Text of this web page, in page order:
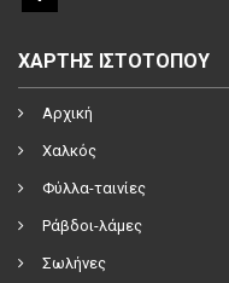
ΧΑΡΤΗΣ ΙΣΤΟΤΟΠΟΥ
Αρχική
Χαλκός
Φύλλα-ταινίες
Ράβδοι-λάμες
Σωλήνες